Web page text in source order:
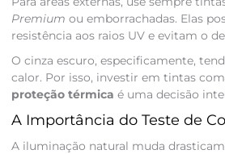
Premium ou emborrachadas. Elas
resistência aos raios UV e evitam o
O cinza escuro, especificamente,
calor. Por isso, investir em tintas
proteção térmica é uma decisão
A Importância do Teste de
A iluminação natural muda